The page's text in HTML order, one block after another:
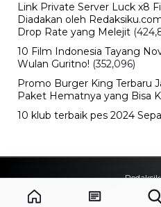
Link Private Server Luck x8
Diadakan oleh
Drop Rate yang Melejit
10 Film Indonesia Tayang
Wulan Guritno! (352,096)
Promo Burger King Terbaru
Paket Hematnya yang Bisa
10 klub terbaik pes 2024
Alamat : STC SENAYAN
Afrika , Pintu IX